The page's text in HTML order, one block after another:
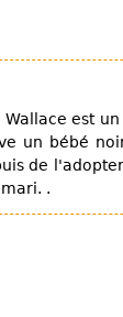
est
un bébé
de
.